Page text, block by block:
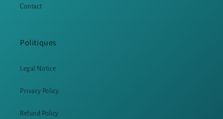
Contact
Politiques
Legal Notice
Privacy Policy
Refund Policy